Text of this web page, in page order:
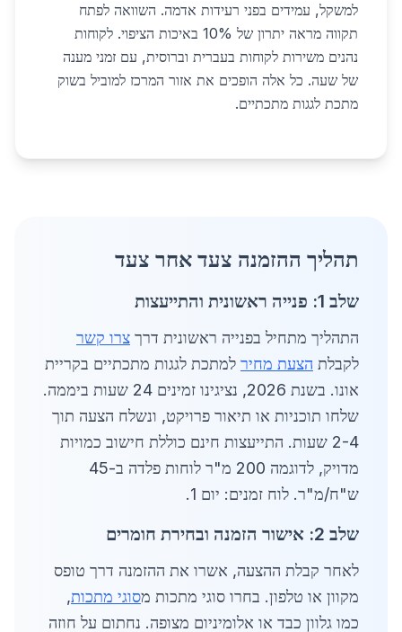
למשקל, עמידים בפני רעידות אדמה. השוואה לפתח
תקווה מראה יתרון של 10% באיכות הציפוי. לקוחות
נהנים משירות לקוחות בעברית וברוסית, עם זמני מענה
של שעה. כל אלה הופכים את אזור המרכז למוביל בשוק
מתכת לגגות מתכתיים.
תהליך ההזמנה צעד אחר צעד
שלב 1: פנייה ראשונית והתייעצות
התהליך מתחיל בפנייה ראשונית דרך צרו קשר
לקבלת הצעת מחיר למתכת לגגות מתכתיים בקריית
אונו. בשנת 2026, נציגינו זמינים 24 שעות ביממה.
שלחו תוכניות או תיאור פרויקט, ונשלח הצעה תוך
2-4 שעות. התייעצות חינם כוללת חישוב כמויות
מדויק, לדוגמה 200 מ"ר לוחות פלדה ב-45
ש"ח/מ"ר. לוח זמנים: יום 1.
שלב 2: אישור הזמנה ובחירת חומרים
לאחר קבלת ההצעה, אשרו את ההזמנה דרך טופס
מקוון או טלפון. בחרו סוגי מתכות מסוגי מתכות,
כמו גלוון כבד או אלומיניום מצופה. נחתום על חוזה